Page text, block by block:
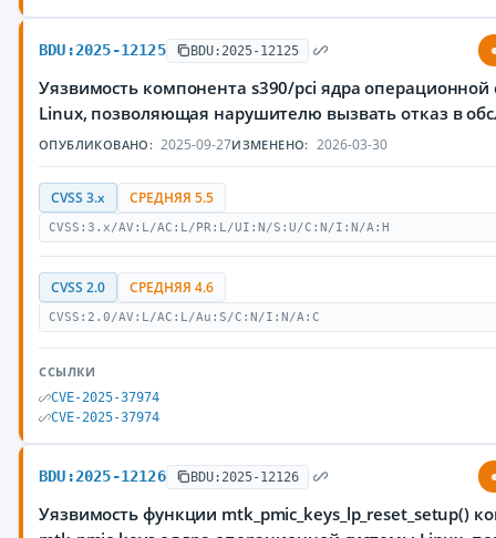
BDU:2025-12125 BDU:2025-12125
Уязвимость компонента s390/pci ядра операционной
Linux, позволяющая нарушителю вызвать отказ в
ОПУБЛИКОВАНО: 2025-09-27ИЗМЕНЕНО: 2026-03-30
CVSS 3.x СРЕДНЯЯ 5.5
CVSS:3.x/AV:L/AC:L/PR:L/UI:N/S:U/C:N/I:N/A:H
CVSS 2.0 СРЕДНЯЯ 4.6
CVSS:2.0/AV:L/AC:L/Au:S/C:N/I:N/A:C
ССЫЛКИ
CVE-2025-37974
CVE-2025-37974
BDU:2025-12126 BDU:2025-12126
Уязвимость функции mtk_pmic_keys_lp_reset_setup()